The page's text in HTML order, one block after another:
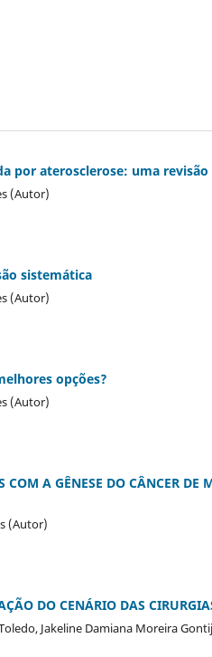
por aterosclerose: uma
(Autor)
sistemática
(Autor)
opções?
(Autor)
A GÊNESE DO CÂNCER DE
(Autor)
DO CENÁRIO DAS
Jakeline Damiana Moreira